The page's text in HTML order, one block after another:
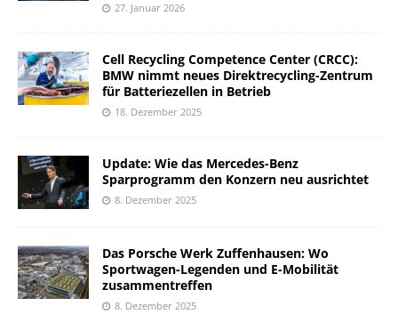
27. Januar 2026
Cell Recycling Competence Center (CRCC):
BMW nimmt neues Direktrecycling-Zentrum
für Batteriezellen in Betrieb
18. Dezember 2025
Update: Wie das Mercedes-Benz
Sparprogramm den Konzern neu ausrichtet
8. Dezember 2025
Das Porsche Werk Zuffenhausen: Wo
Sportwagen-Legenden und E-Mobilität
zusammentreffen
8. Dezember 2025